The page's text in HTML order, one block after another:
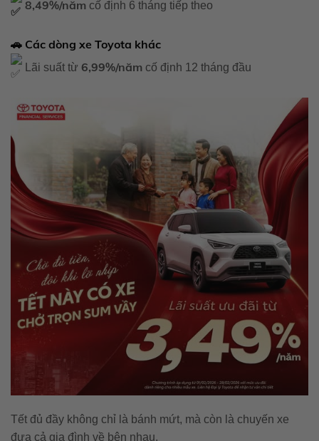
8,49%/năm cố định 6 tháng tiếp theo
🚗 Các dòng xe Toyota khác
Lãi suất từ 6,99%/năm cố định 12 tháng đầu
Tết đủ đầy không chỉ là bánh mứt, mà còn là chuyến xe
đưa cả gia đình về bên nhau.